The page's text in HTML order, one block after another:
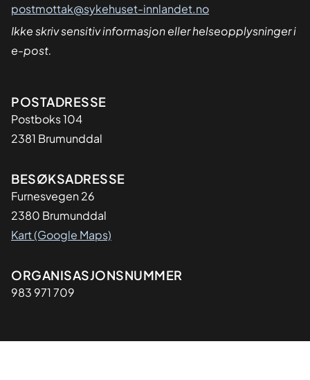
postmottak@sykehuset-innlandet.no
Ikke skriv sensitiv informasjon eller helseopplysninger i
e-post.
Adresse
POSTADRESSE
Postboks 104
2381 Brumunddal
BESØKSADRESSE
Furnesvegen 26
2380 Brumunddal
Kart (Google Maps)
Organisasjon
ORGANISASJONSNUMMER
983 971 709